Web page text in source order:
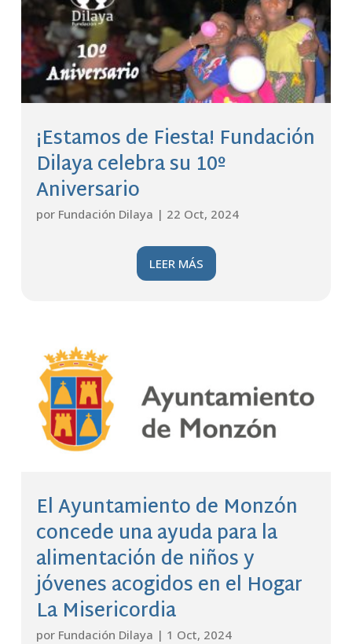
¡Estamos de Fiesta! Fundación
Dilaya celebra su 10º
Aniversario
por Fundación Dilaya | 22 Oct, 2024
LEER MÁS
El Ayuntamiento de Monzón
concede una ayuda para la
alimentación de niños y
jóvenes acogidos en el Hogar
La Misericordia
por Fundación Dilaya | 1 Oct, 2024